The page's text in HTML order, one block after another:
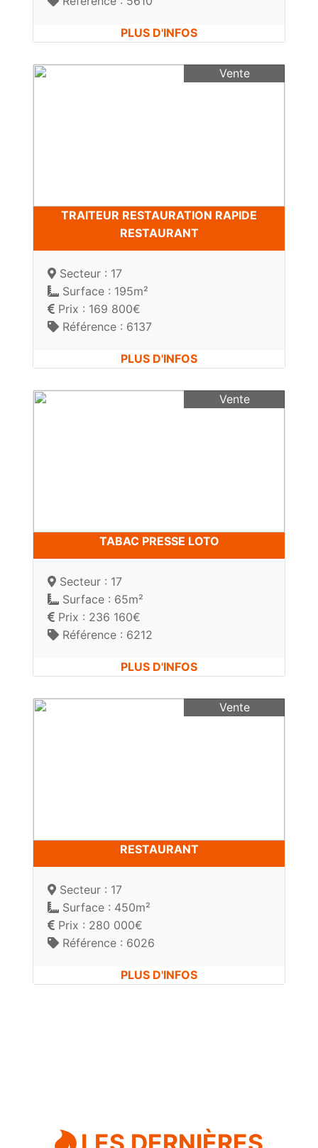
PLUS D'INFOS
Vente
TRAITEUR RESTAURATION RAPIDE
RESTAURANT
Secteur : 17
Surface : 195m²
Prix : 169 800€
Référence : 6137
PLUS D'INFOS
Vente
TABAC PRESSE LOTO
Secteur : 17
Surface : 65m²
Prix : 236 160€
Référence : 6212
PLUS D'INFOS
Vente
RESTAURANT
Secteur : 17
Surface : 450m²
Prix : 280 000€
Référence : 6026
PLUS D'INFOS